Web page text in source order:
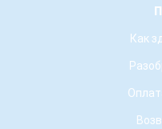
Как